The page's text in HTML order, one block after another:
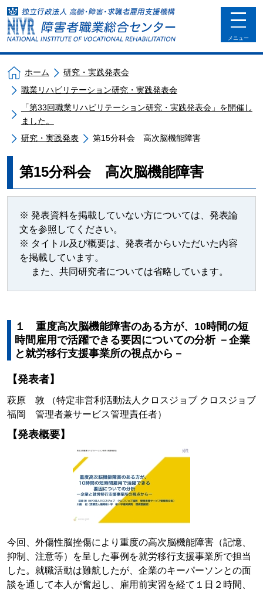
toggle
メニュー
ホーム
研究・実践発表会
職業リハビリテーション研究・実践発表会
「第33回職業リハビリテーション研究・実践発表会」を開催し
ました。
研究・実践発表
第15分科会 高次脳機能障害
第15分科会 高次脳機能障害
※ 発表資料を掲載していない方については、発表論
文を参照してください。
※ タイトル及び概要は、発表者からいただいた内容
を掲載しています。
また、共同研究者については省略しています。
１ 重度高次脳機能障害のある方が、10時間の短
時間雇用で活躍できる要因についての分析 －企業
と就労移行支援事業所の視点から－
【発表者】
萩原 敦 （特定非営利活動法人クロスジョブ クロスジョブ
福岡 管理者兼サービス管理責任者）
【発表概要】
今回、外傷性脳挫傷により重度の高次脳機能障害（記憶、
抑制、注意等）を呈した事例を就労移行支援事業所で担当
した。就職活動は難航したが、企業のキーパーソンとの面
談を通して本人が奮起し、雇用前実習を経て１日２時間、